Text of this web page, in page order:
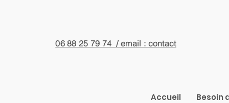
06 88 25 79 74 / email : contact
Accueil Besoin